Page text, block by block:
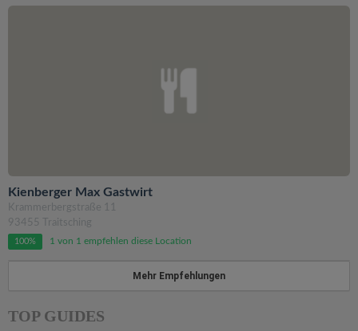
Kienberger Max Gastwirt
Krammerbergstraße 11
93455 Traitsching
100% 1 von 1 empfehlen diese Location
Mehr Empfehlungen
TOP GUIDES